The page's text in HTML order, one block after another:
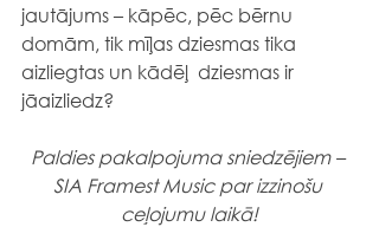
jautājums – kāpēc, pēc bērnu
domām, tik mīļas dziesmas tika
aizliegtas un kādēļ  dziesmas ir
jāaizliedz?
Paldies pakalpojuma sniedzējiem –
SIA Framest Music par izzinošu
ceļojumu laikā!